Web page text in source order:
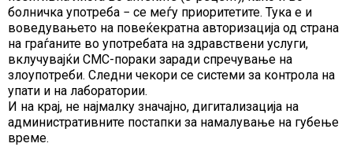
болничка употреба − се меѓу приоритетите. Тука е и
воведувањето на повеќекратна авторизација од страна
на граѓаните во употребата на здравствени услуги,
вклучувајќи СМС-пораки заради спречување на
злоупотреби. Следни чекори се системи за контрола на
упати и на лаборатории.
И на крај, не најмалку значајно, дигитализација на
административните постапки за намалување на губење
време.